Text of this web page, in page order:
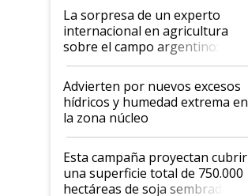
La sorpresa de un experto
internacional en agricultura
sobre el campo argentino:
"Estoy muy impresionado"
Advierten por nuevos excesos
hídricos y humedad extrema en
la zona núcleo
Esta campaña proyectan cubrir
una superficie total de 750.000
hectáreas de soja sembradas